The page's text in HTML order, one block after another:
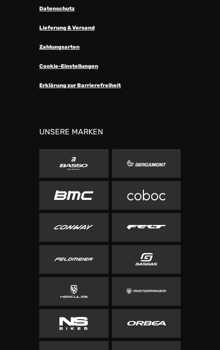
Datenschutz
Lieferung & Versand
Zahlungsarten
Cookie-Einstellungen
Erklärung zur Barrierefreiheit
UNSERE MARKEN